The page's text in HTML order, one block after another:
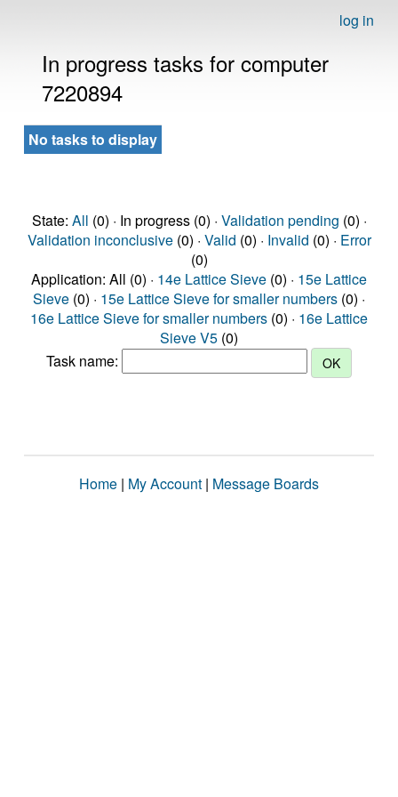
log in
In progress tasks for computer
7220894
No tasks to display
State: All (0) · In progress (0) · Validation pending (0) ·
Validation inconclusive(0) · Valid (0) · Invalid (0) · Error
(0)
Application: All (0) · 14e Lattice Sieve (0) · 15e Lattice
Sieve (0) · 15e Lattice Sieve for smaller numbers (0) ·
16e Lattice Sieve for smaller numbers (0) · 16e Lattice
Sieve V5 (0)
Task name:
Home | My Account | Message Boards